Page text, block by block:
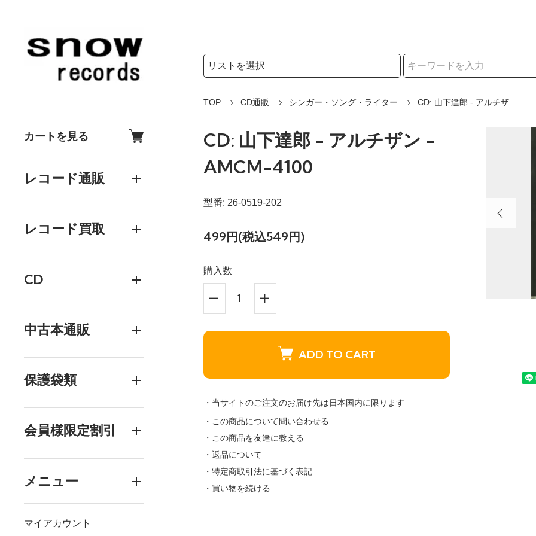
カートを見る
レコード通販
レコード買取
CD
中古本通販
保護袋類
会員様限定割引
メニュー
マイアカウント
検索リストの選択
TOP CD通販 シンガー・ソング・ライター CD: 山下達郎 - アルチザ
CD: 山下達郎 - アルチザン -
AMCM-4100
型番: 26-0519-202
499円(税込549円)
購入数
ADD TO CART
・当サイトのご注文のお届け先は日本国内に限ります
・この商品について問い合わせる
・この商品を友達に教える
・返品について
・特定商取引法に基づく表記
・買い物を続ける